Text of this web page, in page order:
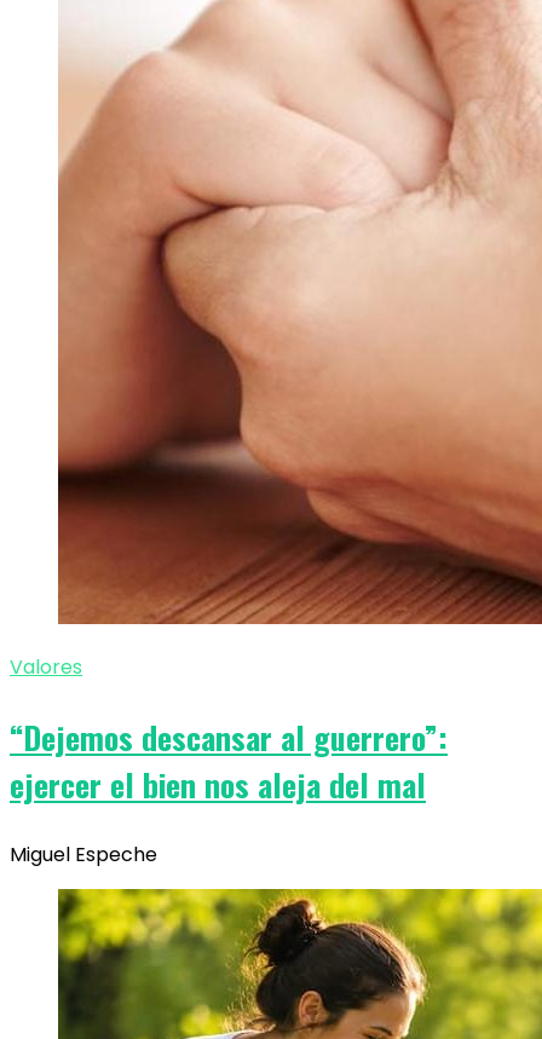
Valores
“Dejemos descansar al guerrero”:
ejercer el bien nos aleja del mal
Miguel Espeche